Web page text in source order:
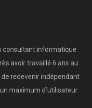
consultant informatique
avoir travaillé 6 ans au
de redevenir indépendant
maximum d’utilisateur